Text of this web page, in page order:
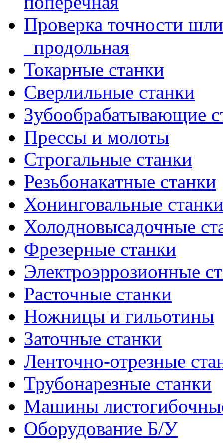
Проверка точности
_продольная
Токарные станки
Сверлильные станки
Зубообрабатывающие
Прессы и молоты
Строгальные станки
Резьбонакатные станки
Хонинговальные станки
Холодновысадочные
Фрезерные станки
Электроэррозионные
Расточные станки
Ножницы и гильотины
Заточные станки
Ленточно-отрезные
Трубонарезные станки
Машины
Оборудование Б/У